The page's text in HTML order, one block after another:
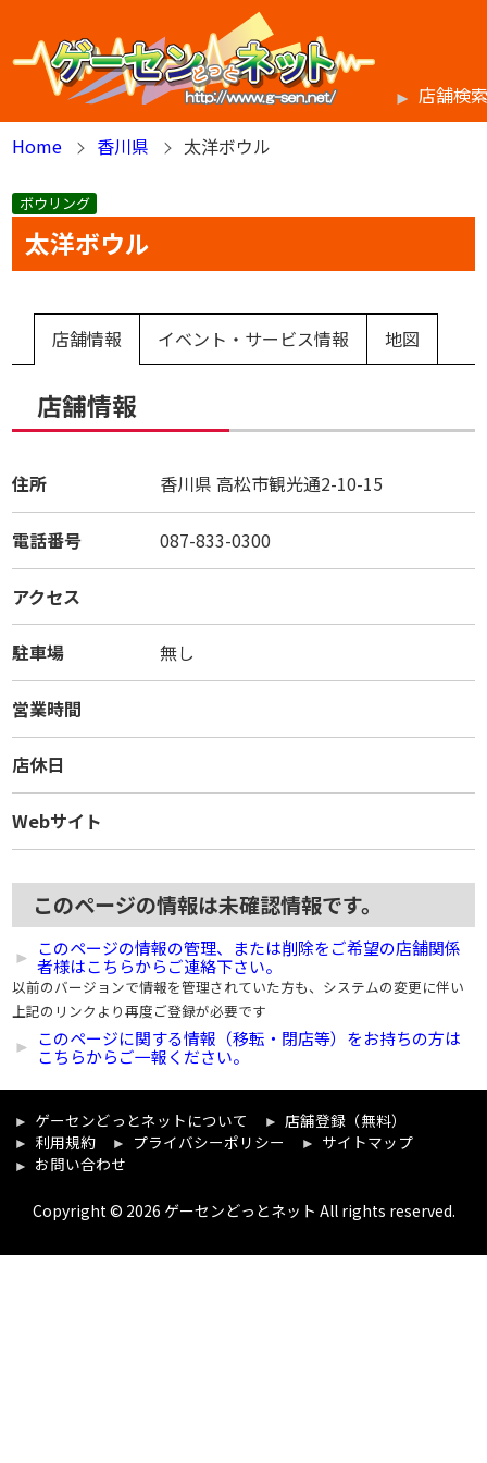
店舗検
Home
香川県 太洋ボウル
ボウリング
太洋ボウル
店舗情報 イベント・サービス情報 地図
店舗情報
住所 香川県 高松市観光通2-10-15
電話番号 087-833-0300
アクセス
駐車場 無し
営業時間
店休日
Webサイト
このページの情報は未確認情報です。
このページの情報の管理、または削除をご希望の店舗関係
者様はこちらからご連絡下さい。
以前のバージョンで情報を管理されていた方も、システムの変更に伴い
上記のリンクより再度ご登録が必要です
このページに関する情報（移転・閉店等）をお持ちの方は
こちらからご一報ください。
ゲーセンどっとネットについて
店舗登録（無料）
利用規約
プライバシーポリシー
サイトマップ
お問い合わせ
Copyright © 2026 ゲーセンどっとネット All rights reserved.